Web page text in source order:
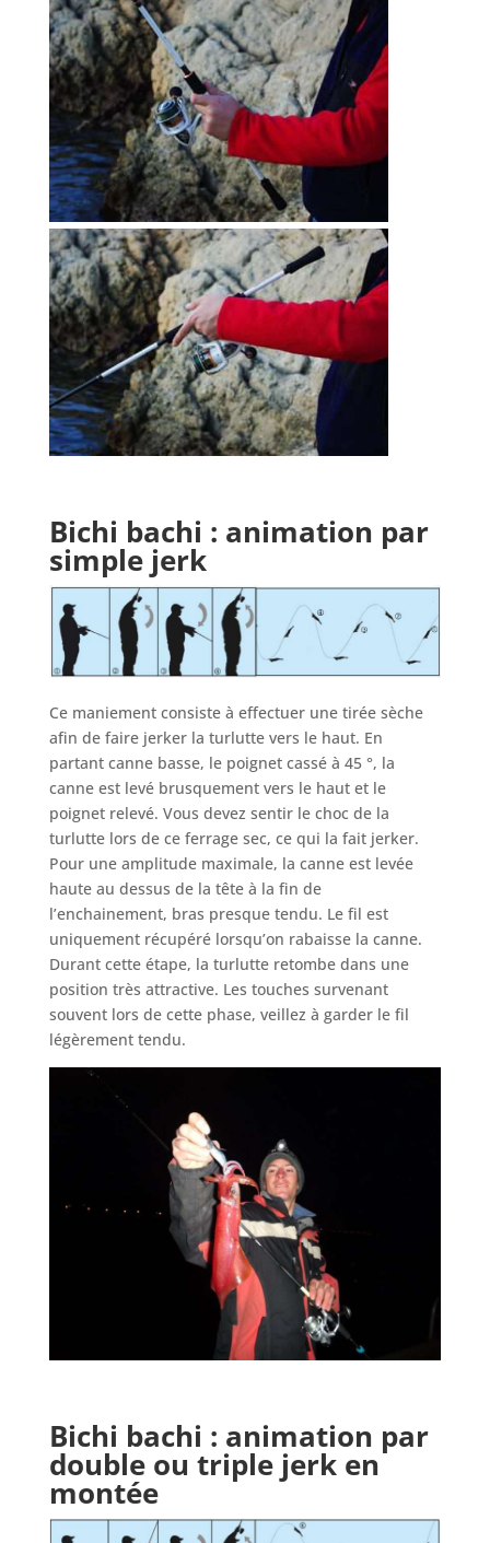
Bichi bachi : animation par
simple jerk
Ce maniement consiste à effectuer une tirée sèche
afin de faire jerker la turlutte vers le haut. En
partant canne basse, le poignet cassé à 45 °, la
canne est levé brusquement vers le haut et le
poignet relevé. Vous devez sentir le choc de la
turlutte lors de ce ferrage sec, ce qui la fait jerker.
Pour une amplitude maximale, la canne est levée
haute au dessus de la tête à la fin de
l’enchainement, bras presque tendu. Le fil est
uniquement récupéré lorsqu’on rabaisse la canne.
Durant cette étape, la turlutte retombe dans une
position très attractive. Les touches survenant
souvent lors de cette phase, veillez à garder le fil
légèrement tendu.
Bichi bachi : animation par
double ou triple jerk en
montée